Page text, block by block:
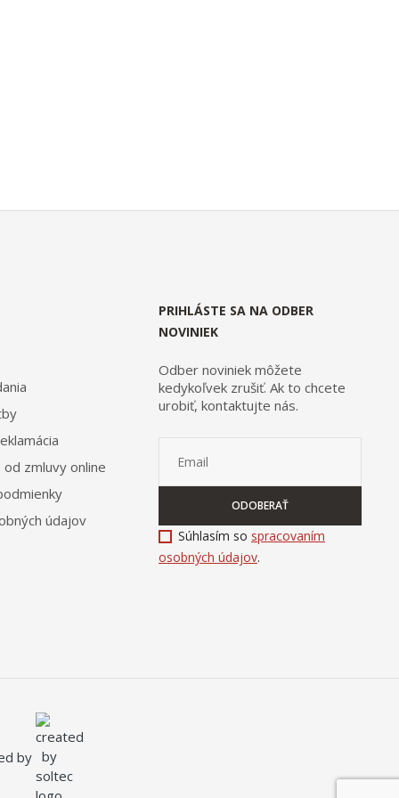
zmluvy online
údajov
PRIHLÁSTE SA NA ODBER
NOVINIEK
Odber noviniek môžete
kedykoľvek zrušiť. Ak to chcete
urobiť, kontaktujte nás.
ODOBERAŤ
Súhlasím so spracovaním
osobných údajov.
by